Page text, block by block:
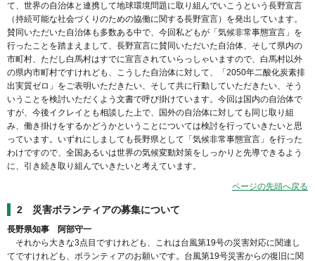
て、世界の自治体と連携して地球環境問題に取り組んでいこうという長野宣言
（持続可能な社会づくりのための協働に関する長野宣言）を発出しています。
賛同いただいた自治体も多数ある中で、今回私どもが「気候非常事態宣言」を
行ったことを踏まえまして、長野宣言に賛同いただいた自治体、そして県内の
市町村、ただし白馬村はすでに宣言されていらっしゃいますので、白馬村以外
の県内市町村ですけれども、こうした自治体に対して、「2050年二酸化炭素排
出実質ゼロ」をご表明いただきたい、そして共に行動していただきたい、そう
いうことを検討いただくよう文書で呼び掛けています。今回は国内の自治体で
すが、今後イクレイとも相談した上で、国外の自治体に対しても同じ取り組
み、働き掛けをするかどうかということについては検討を行っていきたいと思
っています。いずれにしましても長野県として「気候非常事態宣言」を行った
わけですので、全国あるいは世界の気候変動対策をしっかりと先導できるよう
に、引き続き取り組んでいきたいと考えています。
ページの先頭へ戻る
2 災害ボランティアの募集について
長野県知事 阿部守一
それから大きな3点目ですけれども、これは台風第19号の災害対応に関連し
てですけれども、ボランティアのお願いです。台風第19号災害からの復旧に関